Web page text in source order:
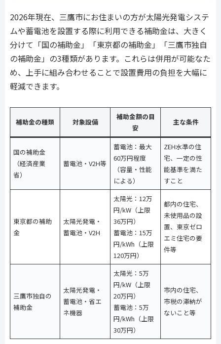
2026年現在、三鷹市にお住まいの方が太陽光発電システ
ムや蓄電池を設置する際に利用できる補助金は、大きく
分けて「国の補助金」「東京都の補助金」「三鷹市独自
の補助金」の3種類があります。これらは併用が可能なた
め、上手に組み合わせることで設置費用の負担を大幅に
軽減できます。
補助金の種類 対象設備
補助金額の目
安
主な条件
国の補助金
（経済産業
省）
蓄電池・V2H等
蓄電池：最大
60万円程度
（容量・性能
による）
ZEH水準の住
宅、一定の性
能基準を満た
すこと
東京都の補助
金
太陽光発電・
蓄電池・V2H
太陽光：12万
円/kW（上限
36万円）
蓄電池：15万
円/kWh（上限
120万円）
都内の住宅、
未使用品の設
置、東京ゼロ
エミ住宅の要
件等
三鷹市独自の
補助金
太陽光発電・
蓄電池・省エ
ネ機器
太陽光：5万
円/kW（上限
20万円）
蓄電池：5万
円/kWh（上限
30万円）
市内の住宅、
市税の滞納が
ないこと等